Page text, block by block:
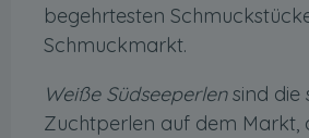
begehrtesten
Schmuckmarkt.
Weiße Südseeperlensind die
Zuchtperlen auf dem Markt,